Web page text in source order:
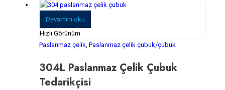
Devamını oku
Hızlı Görünüm
Paslanmaz çelik Paslanmaz çelik çubuk/çubuk
304L Paslanmaz Çelik Çubuk
Tedarikçisi